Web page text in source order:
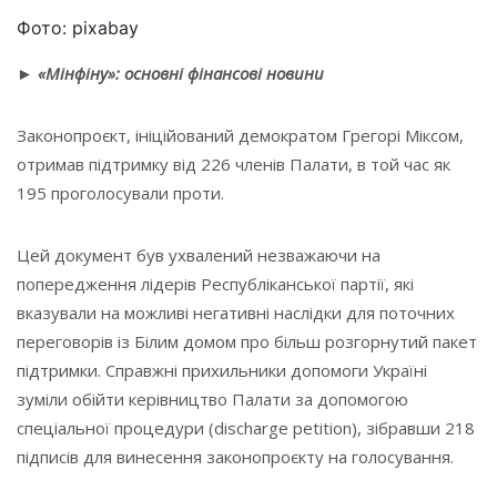
Фото: pixabay
► «Мінфіну»: основні фінансові новини
Законопроєкт, ініційований демократом Грегорі Міксом,
отримав підтримку від 226 членів Палати, в той час як
195 проголосували проти.
Цей документ був ухвалений незважаючи на
попередження лідерів Республіканської партії, які
вказували на можливі негативні наслідки для поточних
переговорів із Білим домом про більш розгорнутий пакет
підтримки. Справжні прихильники допомоги Україні
зуміли обійти керівництво Палати за допомогою
спеціальної процедури (discharge petition), зібравши 218
підписів для винесення законопроєкту на голосування.